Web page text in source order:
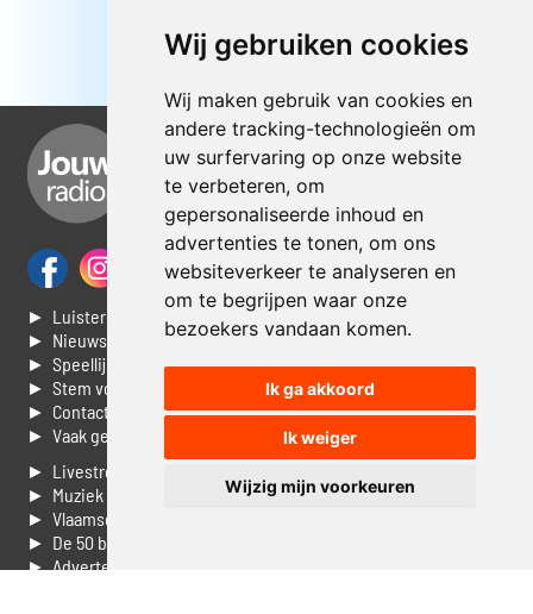
Wij gebruiken cookies
Wij maken gebruik van cookies en
andere tracking-technologieën om
uw surfervaring op onze website
te verbeteren, om
gepersonaliseerde inhoud en
advertenties te tonen, om ons
websiteverkeer te analyseren en
om te begrijpen waar onze
bezoekers vandaan komen.
Ik ga akkoord
Ik weiger
Wijzig mijn voorkeuren
► Luisteren naar Jouwradio
► Nieuws
► Speellijst
► Stem voor de Dag top 3
► Contacteer ons
► Vaak gestelde vragen
► Livestream informatie
► Muziek opzoeken
► Vlaamse 100 Aller tijden
► De 50 beste van...
► Adverteren op Jouwradio